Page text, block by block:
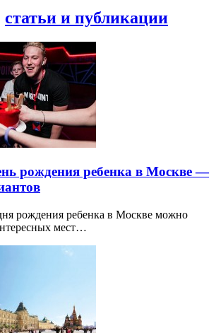
статьи и публикации
рождения ребенка в Москве —
рождения ребенка в Москве можно
мест…